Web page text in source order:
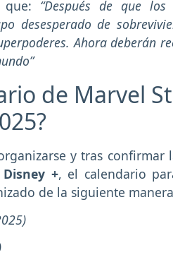
“Después de que los
desesperado de
Ahora deberán
de Marvel
y tras confirmar
Disney +, el calendario
de la siguiente